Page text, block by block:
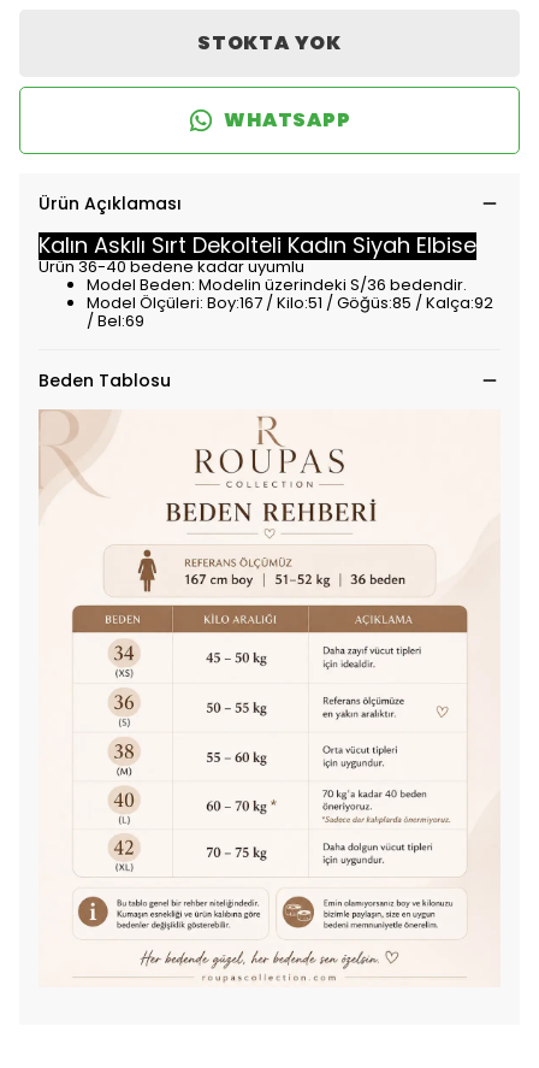
STOKTA YOK
WHATSAPP
Ürün Açıklaması
Kalın Askılı Sırt Dekolteli Kadın Siyah Elbise
Ürün 36-40 bedene kadar uyumlu
Model Beden: Modelin üzerindeki S/36 bedendir.
Model Ölçüleri: Boy:167 / Kilo:51 / Göğüs:85 / Kalça:92
/ Bel:69
Beden Tablosu